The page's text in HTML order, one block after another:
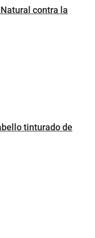
contra la
tinturado de